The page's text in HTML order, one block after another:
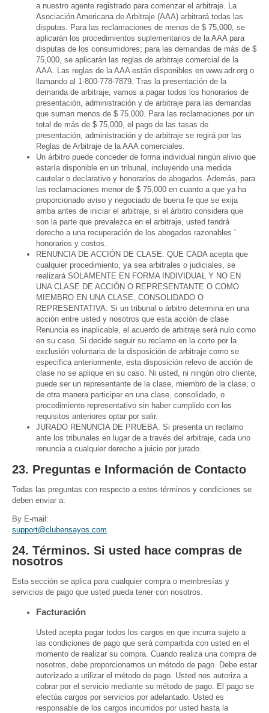
a nuestro agente registrado para comenzar el arbitraje. La
Asociación Americana de Arbitraje (AAA) arbitrará todas las
disputas. Para las reclamaciones de menos de $ 75,000, se
aplicarán los procedimientos suplementarios de la AAA para
disputas de los consumidores; para las demandas de más de $
75,000, se aplicarán las reglas de arbitraje comercial de la
AAA. Las reglas de la AAA están disponibles en www.adr.org o
llamando al 1-800-778-7879. Tras la presentación de la
demanda de arbitraje, vamos a pagar todos los honorarios de
presentación, administración y de arbitraje para las demandas
que suman menos de $ 75.000. Para las reclamaciones por un
total de más de $ 75,000, el pago de las tasas de
presentación, administración y de arbitraje se regirá por las
Reglas de Arbitraje de la AAA comerciales.
Un árbitro puede conceder de forma individual ningún alivio que
estaría disponible en un tribunal, incluyendo una medida
cautelar o declarativo y honorarios de abogados. Además, para
las reclamaciones menor de $ 75,000 en cuanto a que ya ha
proporcionado aviso y negociado de buena fe que se exija
arriba antes de iniciar el arbitraje, si el árbitro considera que
son la parte que prevalezca en el arbitraje, usted tendrá
derecho a una recuperación de los abogados razonables '
honorarios y costos.
RENUNCIA DE ACCIÓN DE CLASE. QUE CADA acepta que
cualquier procedimiento, ya sea arbitrales o judiciales, se
realizará SOLAMENTE EN FORMA INDIVIDUAL Y NO EN
UNA CLASE DE ACCIÓN O REPRESENTANTE O COMO
MIEMBRO EN UNA CLASE, CONSOLIDADO O
REPRESENTATIVA. Si un tribunal o árbitro determina en una
acción entre usted y nosotros que esta acción de clase
Renuncia es inaplicable, el acuerdo de arbitraje será nulo como
en su caso. Si decide seguir su reclamo en la corte por la
exclusión voluntaria de la disposición de arbitraje como se
especifica anteriormente, esta disposición relevo de acción de
clase no se aplique en su caso. Ni usted, ni ningún otro cliente,
puede ser un representante de la clase, miembro de la clase, o
de otra manera participar en una clase, consolidado, o
procedimiento representativo sin haber cumplido con los
requisitos anteriores optar por salir.
JURADO RENUNCIA DE PRUEBA. Si presenta un reclamo
ante los tribunales en lugar de a través del arbitraje, cada uno
renuncia a cualquier derecho a juicio por jurado.
23. Preguntas e Información de Contacto
Todas las preguntas con respecto a estos términos y condiciones se
deben enviar a:
By E-mail:
support@clubensayos.com
24. Términos. Si usted hace compras de
nosotros
Esta sección se aplica para cualquier compra o membresías y
servicios de pago que usted pueda tener con nosotros.
Facturación
Usted acepta pagar todos los cargos en que incurra sujeto a
las condiciones de pago que será compartida con usted en el
momento de realizar su compra. Cuando realiza una compra de
nosotros, debe proporcionarnos un método de pago. Debe estar
autorizado a utilizar el método de pago. Usted nos autoriza a
cobrar por el servicio mediante su método de pago. El pago se
efectúa cargos por servicios por adelantado. Usted es
responsable de los cargos incurridos por usted hasta la